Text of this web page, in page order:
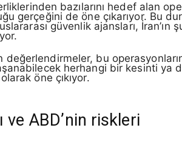
bazılarını hedef alan
gerçeğini de öne çıkarıyor. Bu
güvenlik ajansları, İran’ın
bu
herhangi bir kesinti ya
öne çıkıyor.
ve ABD’nin riskleri